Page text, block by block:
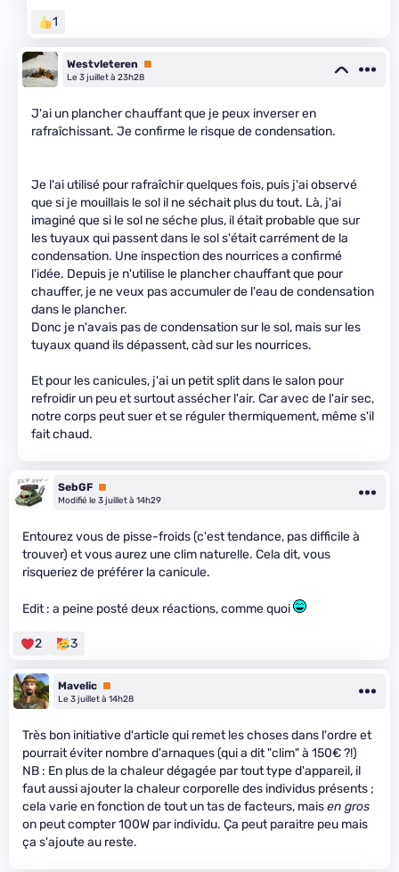
1
Westvleteren
Premium
Le 3 juillet à 23h28
J'ai un plancher chauffant que je peux inverser en
rafraîchissant. Je confirme le risque de condensation.
Je l'ai utilisé pour rafraîchir quelques fois, puis j'ai observé
que si je mouillais le sol il ne séchait plus du tout. Là, j'ai
imaginé que si le sol ne séche plus, il était probable que sur
les tuyaux qui passent dans le sol s'était carrément de la
condensation. Une inspection des nourrices a confirmé
l'idée. Depuis je n'utilise le plancher chauffant que pour
chauffer, je ne veux pas accumuler de l'eau de condensation
dans le plancher.
Donc je n'avais pas de condensation sur le sol, mais sur les
tuyaux quand ils dépassent, càd sur les nourrices.
Et pour les canicules, j'ai un petit split dans le salon pour
refroidir un peu et surtout assécher l'air. Car avec de l'air sec,
notre corps peut suer et se réguler thermiquement, même s'il
fait chaud.
SebGF Premium
Modifié le 3 juillet à 14h29
Entourez vous de pisse-froids (c'est tendance, pas difficile à
trouver) et vous aurez une clim naturelle. Cela dit, vous
risqueriez de préférer la canicule.
Edit : a peine posté deux réactions, comme quoi
2 3
Mavelic Premium
Le 3 juillet à 14h28
Très bon initiative d'article qui remet les choses dans l'ordre et
pourrait éviter nombre d'arnaques (qui a dit "clim" à 150€ ?!)
NB : En plus de la chaleur dégagée par tout type d'appareil, il
faut aussi ajouter la chaleur corporelle des individus présents ;
cela varie en fonction de tout un tas de facteurs, maisen gros
on peut compter 100W par individu. Ça peut paraitre peu mais
ça s'ajoute au reste.